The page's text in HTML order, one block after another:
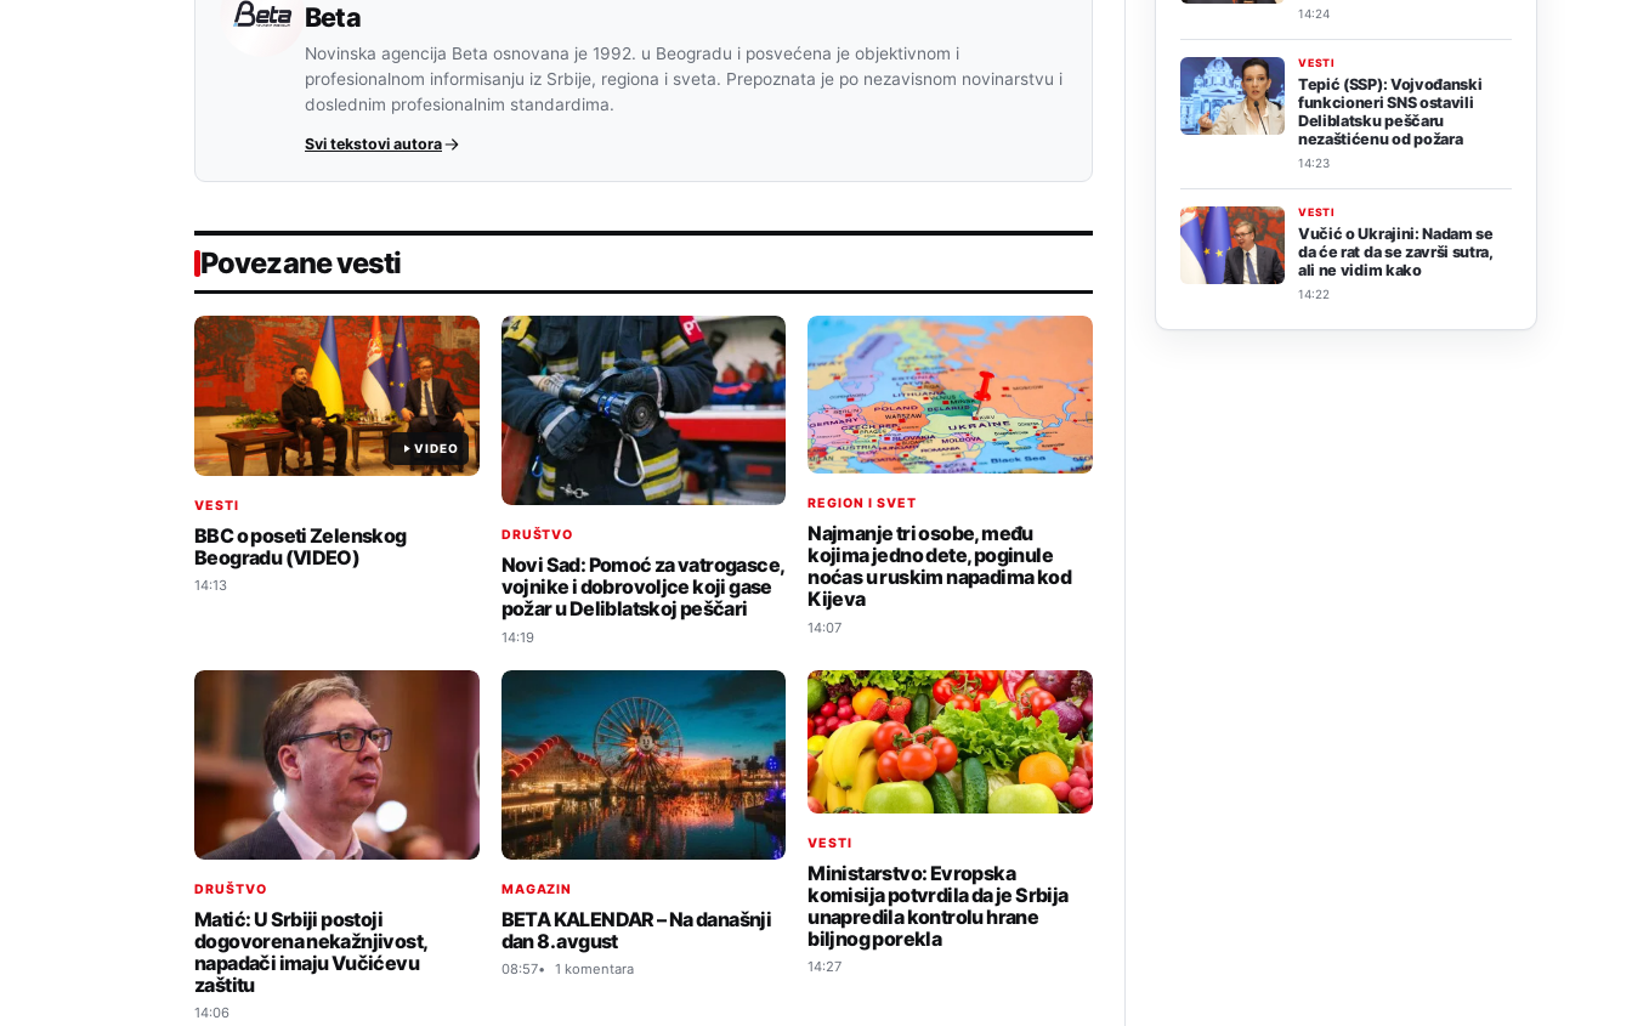
Beta
Novinska agencija Beta osnovana je 1992. u Beogradu i posvećena je objektivnom i
profesionalnom informisanju iz Srbije, regiona i sveta. Prepoznata je po nezavisnom novinarstvu i
doslednim profesionalnim standardima.
Svi tekstovi autora
Povezane vesti
VIDEO
VESTI
BBC o poseti Zelenskog
Beogradu (VIDEO)
14:13
DRUŠTVO
Novi Sad: Pomoć za vatrogasce,
vojnike i dobrovoljce koji gase
požar u Deliblatskoj peščari
14:19
REGION I SVET
Najmanje tri osobe, među
kojima jedno dete, poginule
noćas u ruskim napadima kod
Kijeva
14:07
DRUŠTVO
Matić: U Srbiji postoji
dogovorena nekažnjivost,
napadači imaju Vučićevu
zaštitu
14:06
MAGAZIN
BETA KALENDAR – Na današnji
dan 8. avgust
08:57 1 komentara
VESTI
Ministarstvo: Evropska
komisija potvrdila da je Srbija
unapredila kontrolu hrane
biljnog porekla
14:27
14:24
VESTI
Tepić (SSP): Vojvođanski
funkcioneri SNS ostavili
Deliblatsku peščaru
nezaštićenu od požara
14:23
VESTI
Vučić o Ukrajini: Nadam se
da će rat da se završi sutra,
ali ne vidim kako
14:22